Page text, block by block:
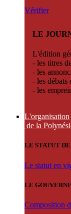
Vérifier
LE
L'édition
- les titres
- les
- les débats
- les
L'organisation
de la
LE STATUT
Le statut en
LE
Composition